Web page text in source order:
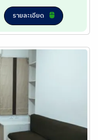
รายละเอียด